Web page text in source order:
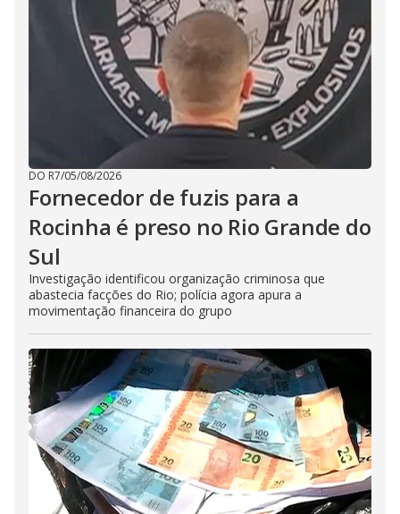
DO R7/05/08/2026
Fornecedor de fuzis para a
Rocinha é preso no Rio Grande do
Sul
Investigação identificou organização criminosa que
abastecia facções do Rio; polícia agora apura a
movimentação financeira do grupo